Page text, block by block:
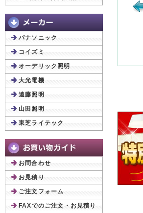
パナソニック
コイズミ
オーデリック照明
大光電機
遠藤照明
山田照明
東芝ライテック
お問合わせ
お見積り
ご注文フォーム
FAXでのご注文・お見積り